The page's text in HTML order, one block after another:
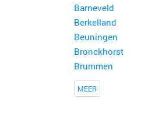
Barneveld
Berkelland
Beuningen
Bronckhorst
Brummen
MEER